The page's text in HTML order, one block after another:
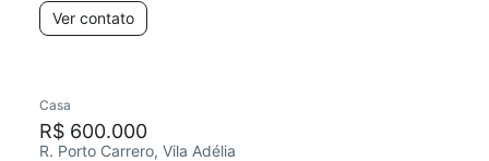
Ver contato
Casa
R$ 600.000
R. Porto Carrero, Vila Adélia